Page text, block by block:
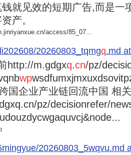
钱就见效的短期广告,而是一
产。
access/85_07...
20260803_tqmgq.md
http://m.gdgxq.cn/pz/
wp
国企业产业链回流中国 相
pz/decisionrefer/
20260803_5wqvu.md